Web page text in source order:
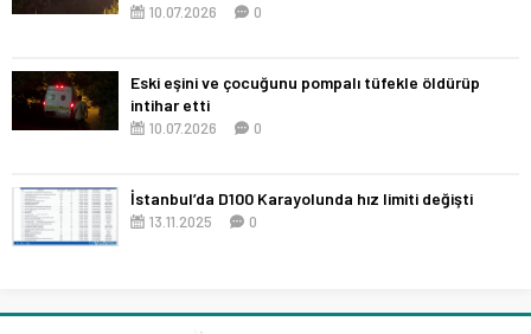
10.07.2026 0
Eski eşini ve çocuğunu pompalı tüfekle öldürüp
intihar etti
10.07.2026 0
İstanbul’da D100 Karayolunda hız limiti değişti
13.11.2025 0